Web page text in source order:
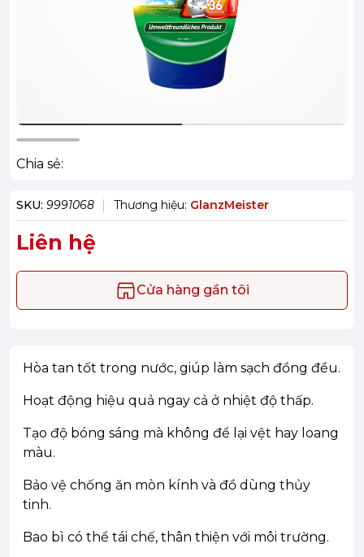
Chia sẻ:
SKU: 9991068 Thương hiệu: GlanzMeister
Liên hệ
Cửa hàng gần tôi
Hòa tan tốt trong nước, giúp làm sạch đồng đều.
Hoạt động hiệu quả ngay cả ở nhiệt độ thấp.
Tạo độ bóng sáng mà không để lại vệt hay loang
màu.
Bảo vệ chống ăn mòn kính và đồ dùng thủy
tinh.
Bao bì có thể tái chế, thân thiện với môi trường.